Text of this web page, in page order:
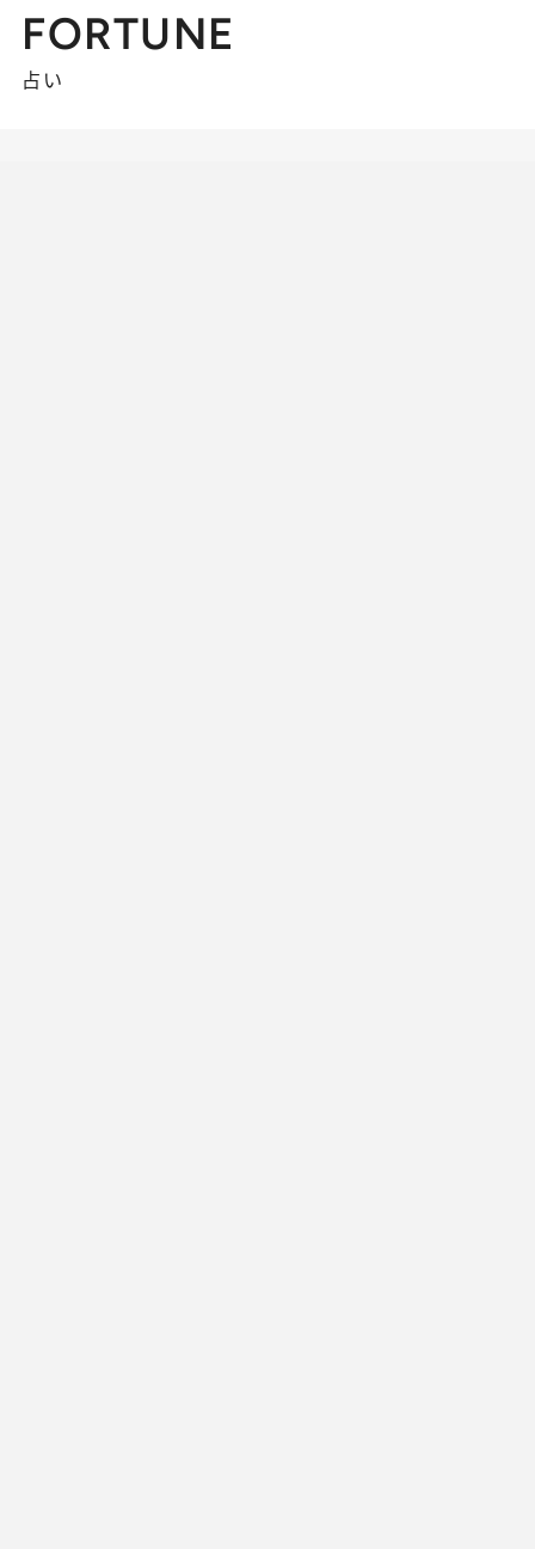
FORTUNE
占い